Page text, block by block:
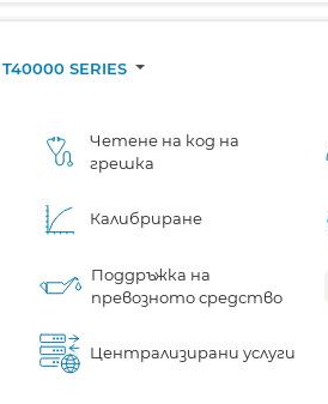
T40000 SERIES
Четене на код на
грешка
Калибриране
Поддръжка на
превозното средство
Централизирани услуги